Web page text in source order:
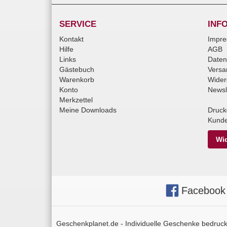
SERVICE
Kontakt
Hilfe
Links
Gästebuch
Warenkorb
Konto
Merkzettel
Meine Downloads
AGB
Facebook
Geschenkplanet.de - Individuelle Geschenke